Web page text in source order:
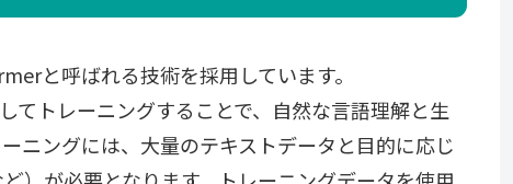
と呼ばれる技術を採用しています。
トレーニングすることで、自然な言語理解と生
ニングには、大量のテキストデータと目的に応じ